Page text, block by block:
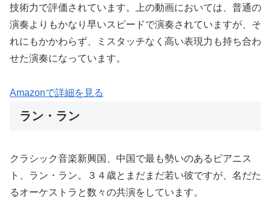
技術力で評価されています。上の動画においては、普通の
演奏よりもかなり早いスピードで演奏されていますが、そ
れにもかかわらず、ミスタッチなく高い表現力も持ち合わ
せた演奏になっています。
Amazonで詳細を見る
ラン・ラン
クラシック音楽新興国、中国で最も勢いのあるピアニス
ト、ラン・ラン。３４歳とまだまだ若い彼ですが、名だた
るオーケストラと数々の共演をしています。